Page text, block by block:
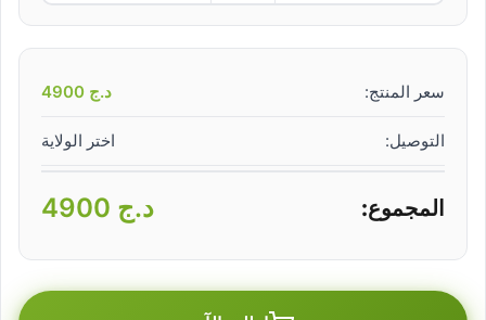
سعر المنتج: د.ج
التوصيل: اختر الولاية
المجموع: د.ج